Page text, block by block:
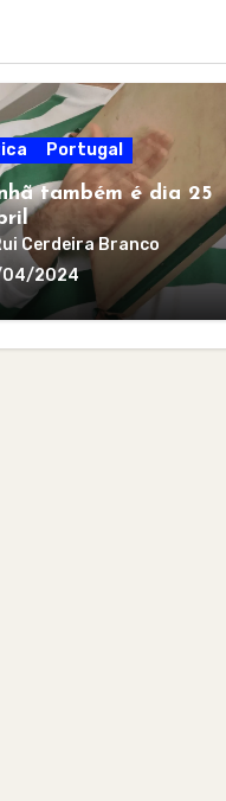
Portugal
também é dia 25
Cerdeira Branco
04/2024